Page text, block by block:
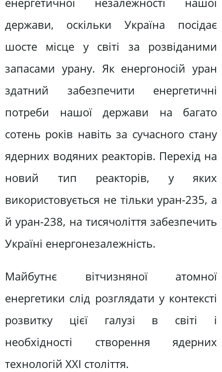
держави, оскільки Україна посідає
шосте місце у світі за розвіданими
запасами урану. Як енергоносій уран
здатний забезпечити енергетичні
потреби нашої держави на багато
сотень років навіть за сучасного стану
ядерних водяних реакторів. Перехід на
новий тип реакторів, у яких
використовується не тільки уран-235, а
й уран-238, на тисячоліття забезпечить
Україні енергонезалежність.
Майбутнє вітчизняної атомної
енергетики слід розглядати у контексті
розвитку цієї галузі в світі і
необхідності створення ядерних
технологій ХХІ століття.